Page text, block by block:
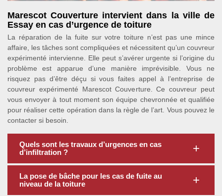
Marescot Couverture intervient dans la ville de
Essay en cas d’urgence de toiture
La réparation de la fuite sur votre toiture n’est pas une mince
affaire, les tâches sont compliquées et nécessitent qu’un couvreur
expérimenté intervienne. Elle peut s’avérer urgente si l’origine du
problème est apparue d’une manière imprévisible. Vous ne
risquez pas d’être déçu si vous faites appel à l’entreprise de
couvreur expérimenté Marescot Couverture. Ce couvreur peut
vous envoyer à tout moment son équipe chevronnée et qualifiée
pour réaliser cette opération dans la règle de l’art. Vous pouvez le
contacter si besoin.
Quels sont les travaux d’urgences en cas
d’infiltration ?
La pose de bâche pour les cas de fuite au
niveau de la toiture